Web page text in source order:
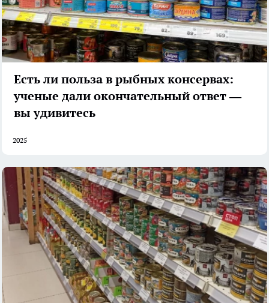
Есть ли польза в рыбных консервах:
ученые дали окончательный ответ —
вы удивитесь
2025